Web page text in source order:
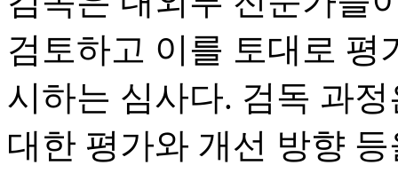
검토하고 이를 토대로 평
시하는 심사다. 검독 과
대한 평가와 개선 방향